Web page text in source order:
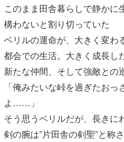
このまま田舎暮らしで静かに
構わないと割り切っていた
ベリルの運命が、大きく変わ
都会での生活。大きく成長し
新たな仲間、そして強敵との
「俺みたいな峠を過ぎたお
よ……」
そう思うベリルだが、長きに
剣の腕は”片田舎の剣聖”と称